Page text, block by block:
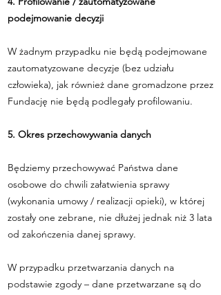
podejmowanie decyzji
W żadnym przypadku nie będą podejmowane
zautomatyzowane decyzje (bez udziału
człowieka), jak również dane gromadzone przez
Fundację nie będą podlegały profilowaniu.
5. Okres przechowywania danych
Będziemy przechowywać Państwa dane
osobowe do chwili załatwienia sprawy
(wykonania umowy / realizacji opieki), w której
zostały one zebrane, nie dłużej jednak niż 3 lata
od zakończenia danej sprawy.
W przypadku przetwarzania danych na
podstawie zgody – dane przetwarzane są do